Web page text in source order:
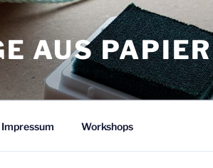
AUS PAPIER
Impressum Workshops